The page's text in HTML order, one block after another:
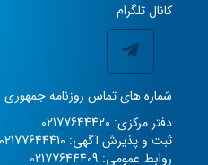
کانال تلگرام
شماره های تماس روزنامه جمهوری
دفتر مرکزی: 02177644420
ثبت و پذیرش آگهی: 02177644410
روابط عمومی: 02177644409